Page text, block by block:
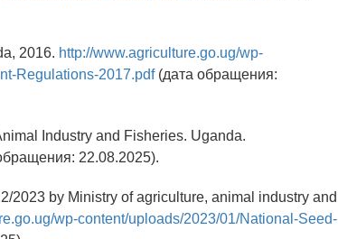
2016. http://www.agriculture.go.ug/wp-
Regulations-2017.pdf(дата обращения:
Industry and Fisheries. Uganda.
22.08.2025).
2023 by Ministry of agriculture, animal industry and
wp-content/uploads/2023/01/National-Seed-